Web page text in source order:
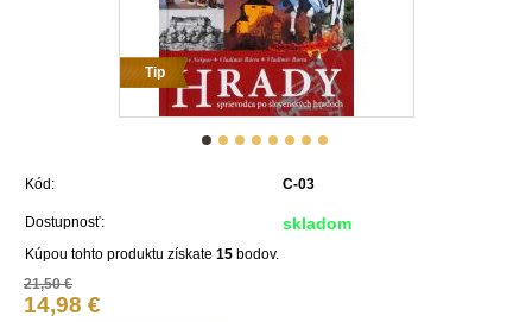
Tip
Kód: C-03
Dostupnosť: skladom
Kúpou tohto produktu získate 15 bodov.
21,50 €
14,98 €